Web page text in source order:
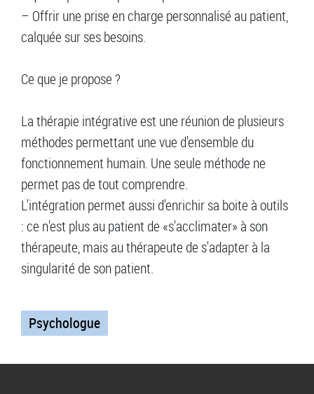
– Offrir une prise en charge personnalisé au patient,
calquée sur ses besoins.
Ce que je propose ?
La thérapie intégrative est une réunion de plusieurs
méthodes permettant une vue d'ensemble du
fonctionnement humain. Une seule méthode ne
permet pas de tout comprendre.
L'intégration permet aussi d'enrichir sa boite à outils
: ce n'est plus au patient de «s'acclimater» à son
thérapeute, mais au thérapeute de s'adapter à la
singularité de son patient.
Psychologue